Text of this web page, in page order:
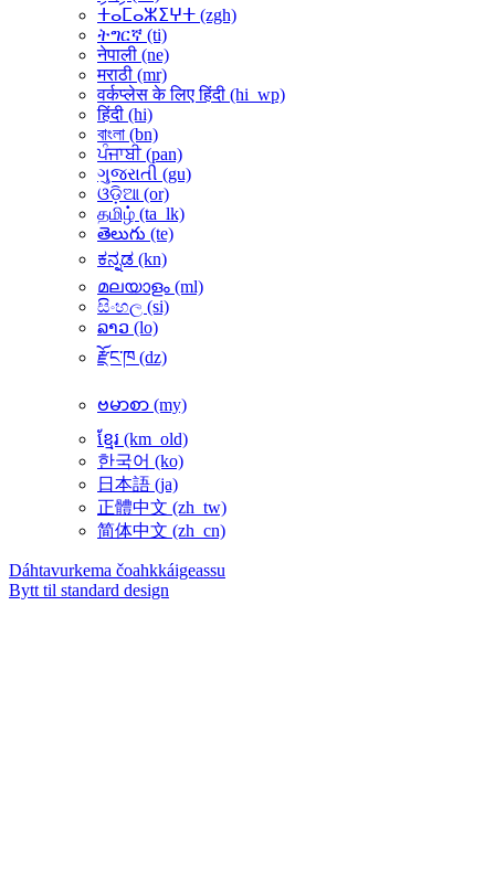
ⵜⴰⵎⴰⵣⵉⵖⵜ ‎(zgh)‎
ትግርኛ ‎(ti)‎
नेपाली ‎(ne)‎
मराठी ‎(mr)‎
वर्कप्लेस के लिए हिंदी ‎(hi_wp)‎
हिंदी ‎(hi)‎
বাংলা ‎(bn)‎
ਪੰਜਾਬੀ ‎(pan)‎
ગુજરાતી ‎(gu)‎
ଓଡ଼ିଆ ‎(or)‎
தமிழ் ‎(ta_lk)‎
తెలుగు ‎(te)‎
ಕನ್ನಡ ‎(kn)‎
മലയാളം ‎(ml)‎
සිංහල ‎(si)‎
ລາວ ‎(lo)‎
རྫོང་ཁ ‎(dz)‎
ဗမာစာ ‎(my)‎
ខ្មែរ ‎(km_old)‎
한국어 ‎(ko)‎
日本語 ‎(ja)‎
正體中文 ‎(zh_tw)‎
简体中文 ‎(zh_cn)‎
Dáhtavurkema čoahkkáigeassu
Bytt til standard design